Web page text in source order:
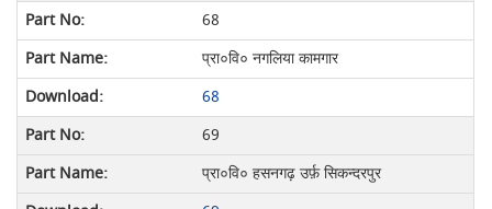
68
प्रा०वि० नगलिया कामगार
68
69
प्रा०वि० हसनगढ़ उर्फ़ सिकन्दरपुर